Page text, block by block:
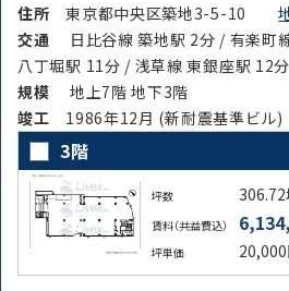
住所東京都中央区築地3-5-10
交通
日比谷線 築地駅 2分 / 有楽町
八丁堀駅 11分 / 浅草線 東銀座駅 12分
規模
地上7階 地下3階
竣⼯ 1986年12月 (新耐震基準ビル)
3階
坪数 306.72
賃料（共益費込）
坪単価